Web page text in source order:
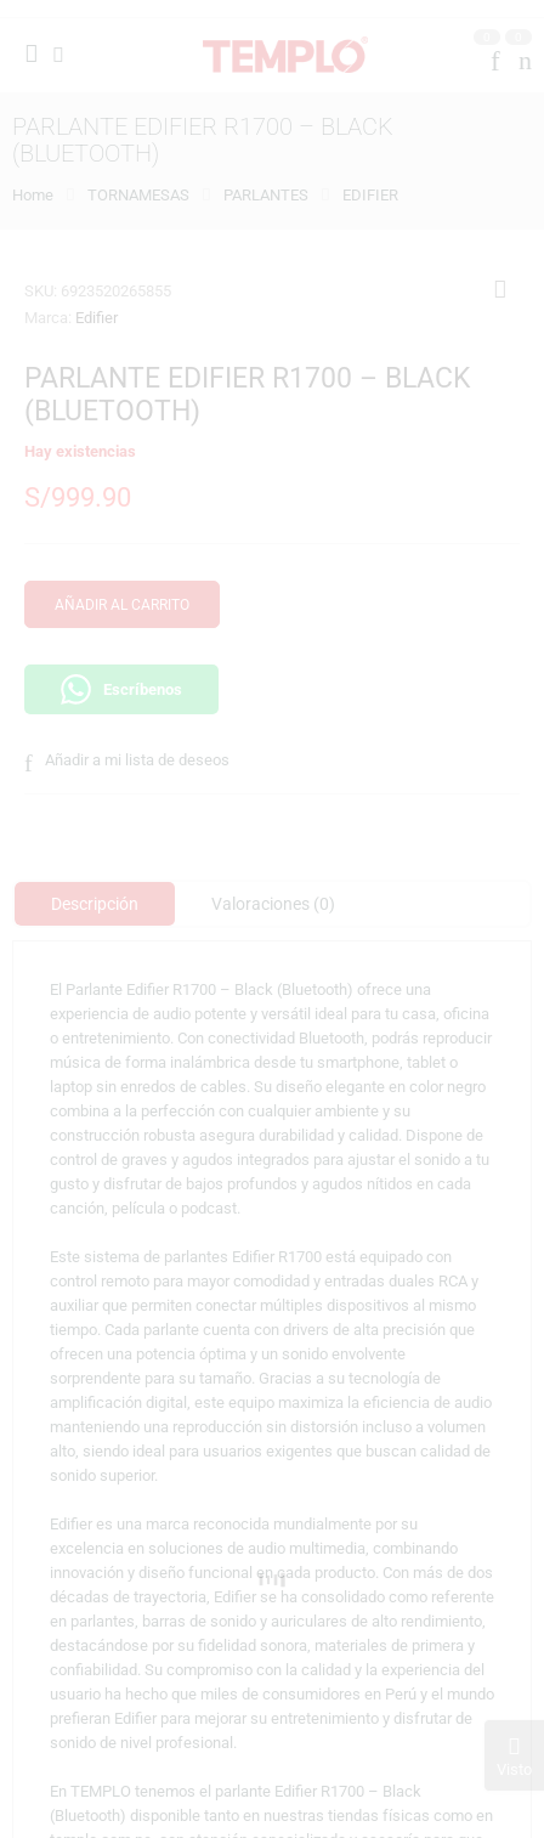
PARLANTE EDIFIER R1700 – BLACK
(BLUETOOTH)
Home TORNAMESAS PARLANTES EDIFIER
SKU: 6923520265855
Marca: Edifier
PARLANTE EDIFIER R1700 – BLACK
(BLUETOOTH)
Hay existencias
S/999.90
AÑADIR AL CARRITO
Escríbenos
Añadir a mi lista de deseos
Descripción Valoraciones (0)
El Parlante Edifier R1700 – Black (Bluetooth) ofrece una
experiencia de audio potente y versátil ideal para tu casa, oficina
o entretenimiento. Con conectividad Bluetooth, podrás reproducir
música de forma inalámbrica desde tu smartphone, tablet o
laptop sin enredos de cables. Su diseño elegante en color negro
combina a la perfección con cualquier ambiente y su
construcción robusta asegura durabilidad y calidad. Dispone de
control de graves y agudos integrados para ajustar el sonido a tu
gusto y disfrutar de bajos profundos y agudos nítidos en cada
canción, película o podcast.
Este sistema de parlantes Edifier R1700 está equipado con
control remoto para mayor comodidad y entradas duales RCA y
auxiliar que permiten conectar múltiples dispositivos al mismo
tiempo. Cada parlante cuenta con drivers de alta precisión que
ofrecen una potencia óptima y un sonido envolvente
sorprendente para su tamaño. Gracias a su tecnología de
amplificación digital, este equipo maximiza la eficiencia de audio
manteniendo una reproducción sin distorsión incluso a volumen
alto, siendo ideal para usuarios exigentes que buscan calidad de
sonido superior.
Edifier es una marca reconocida mundialmente por su
excelencia en soluciones de audio multimedia, combinando
innovación y diseño funcional en cada producto. Con más de dos
décadas de trayectoria, Edifier se ha consolidado como referente
en parlantes, barras de sonido y auriculares de alto rendimiento,
destacándose por su fidelidad sonora, materiales de primera y
confiabilidad. Su compromiso con la calidad y la experiencia del
usuario ha hecho que miles de consumidores en Perú y el mundo
prefieran Edifier para mejorar su entretenimiento y disfrutar de
sonido de nivel profesional.
En TEMPLO tenemos el parlante Edifier R1700 – Black
(Bluetooth) disponible tanto en nuestras tiendas físicas como en